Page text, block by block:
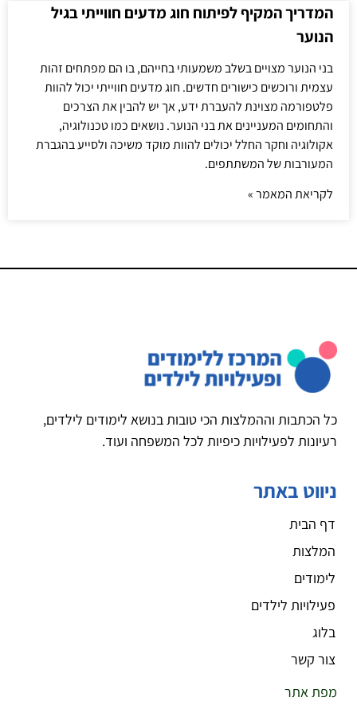
המדריך המקיף לפיתוח חוג מדעים חווייתי בגיל
הנוער
בני הנוער מצויים בשלב משמעותי בחייהם, בו הם מפתחים זהות
עצמית ורוכשים כישורים חדשים. חוג מדעים חווייתי יכול להוות
פלטפורמה מצוינת להעברת ידע, אך יש להבין את הצרכים
והתחומים המעניינים את בני הנוער. נושאים כמו טכנולוגיה,
אקולוגיה וחקר החלל יכולים להוות מוקד משיכה ולסייע בהגברת
המעורבות של המשתתפים.
לקריאת המאמר »
כל הכתבות וההמלצות הכי טובות בנושא לימודים לילדים,
רעיונות לפעילויות כיפיות לכל המשפחה ועוד.
ניווט באתר
דף הבית
המלצות
לימודים
פעילויות לילדים
בלוג
צור קשר
מפת אתר